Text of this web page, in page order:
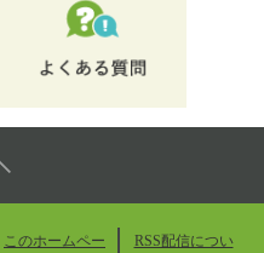
このホームペー
RSS配信につい